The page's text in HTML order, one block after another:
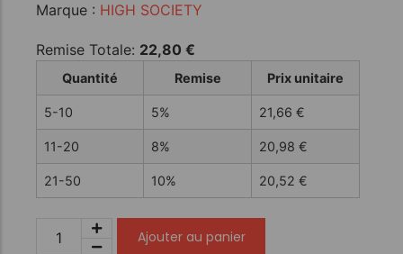
Marque : HIGH SOCIETY
Remise Totale: 22,80 €
Quantité Remise Prix unitaire
5-10 5% 21,66 €
11-20 8% 20,98 €
21-50 10% 20,52 €
Ajouter au panier